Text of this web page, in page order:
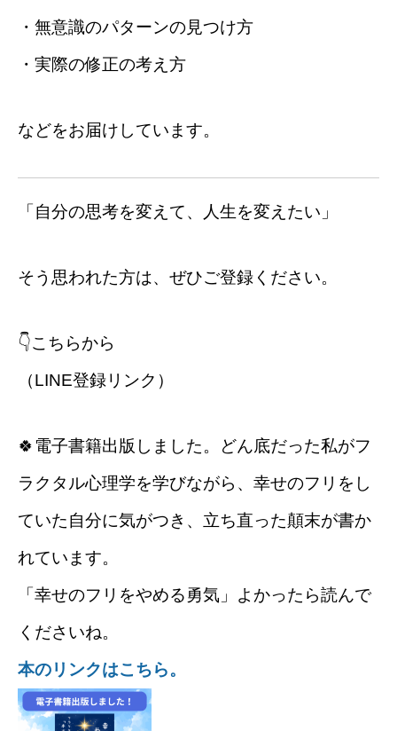
・無意識のパターンの見つけ方
・実際の修正の考え方
などをお届けしています。
「自分の思考を変えて、人生を変えたい」
そう思われた方は、ぜひご登録ください。
👇こちらから
（LINE登録リンク）
🍀電子書籍出版しました。どん底だった私がフ
ラクタル心理学を学びながら、幸せのフリをし
ていた自分に気がつき、立ち直った顛末が書か
れています。
「幸せのフリをやめる勇気」よかったら読んで
くださいね。
本のリンクはこちら。